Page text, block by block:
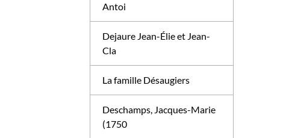
Antoi
Dejaure Jean-Élie et Jean-
Cla
La famille Désaugiers
Deschamps, Jacques-Marie
(1750